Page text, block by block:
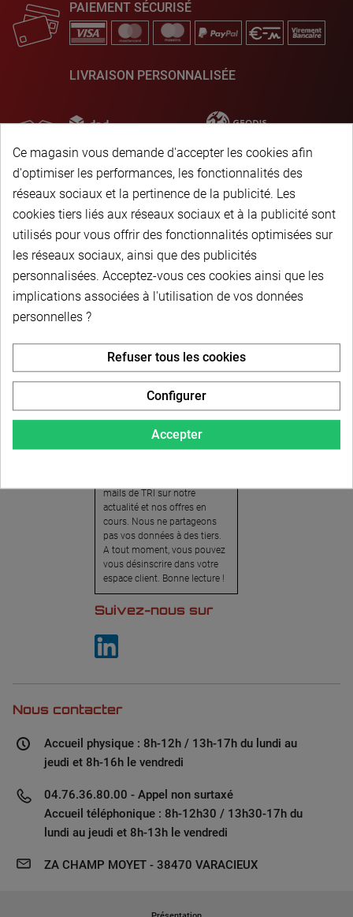
PAIEMENT SÉCURISÉ
LIVRAISON PERSONNALISÉE
Newsletter
Pour recevoir notre
newsletter, nous vous
invitons à créer votre espace
client (cliquez sur « Compte »
en haut à droite de la page) et
cliquer sur « oui » pour vous
mails de TRI sur notre
actualité et nos offres en
cours. Nous ne partageons
pas vos données à des tiers.
A tout moment, vous pouvez
vous désinscrire dans votre
espace client. Bonne lecture !
Suivez-nous sur
Nous contacter
Accueil physique : 8h-12h / 13h-17h du lundi au
jeudi et 8h-16h le vendredi
04.76.36.80.00 - Appel non surtaxé
Accueil téléphonique : 8h-12h30 / 13h30-17h du
lundi au jeudi et 8h-13h le vendredi
ZA CHAMP MOYET - 38470 VARACIEUX
Ce magasin vous demande d'accepter les cookies afin
d'optimiser les performances, les fonctionnalités des
réseaux sociaux et la pertinence de la publicité. Les
cookies tiers liés aux réseaux sociaux et à la publicité sont
utilisés pour vous offrir des fonctionnalités optimisées sur
les réseaux sociaux, ainsi que des publicités
personnalisées. Acceptez-vous ces cookies ainsi que les
implications associées à l'utilisation de vos données
personnelles ?
Accepter
Refuser tous les cookies
Configurer